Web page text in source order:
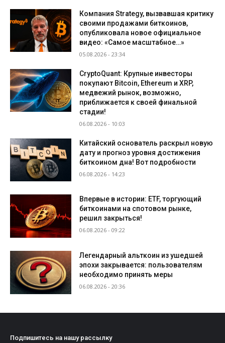
Компания Strategy, вызвавшая критику
своими продажами биткоинов,
опубликовала новое официальное
видео: «Самое масштабное…»
05.08.2026 - 23:34
CryptoQuant: Крупные инвесторы
покупают Bitcoin, Ethereum и XRP,
медвежий рынок, возможно,
приближается к своей финальной
стадии!
06.08.2026 - 10:03
Китайский основатель раскрыл новую
дату и прогноз уровня достижения
биткоином дна! Вот подробности
06.08.2026 - 14:23
Впервые в истории: ETF, торгующий
биткоинами на спотовом рынке,
решил закрыться!
06.08.2026 - 09:22
Легендарный альткоин из ушедшей
эпохи закрывается: пользователям
необходимо принять меры
06.08.2026 - 20:36
Подпишитесь на нашу рассылку